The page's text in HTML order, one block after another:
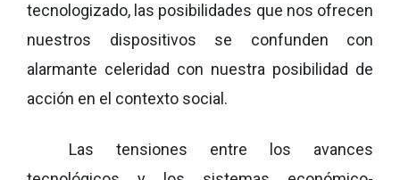
tecnologizado, las posibilidades que nos ofrecen
nuestros dispositivos se confunden con
alarmante celeridad con nuestra posibilidad de
acción en el contexto social.
Las tensiones entre los avances